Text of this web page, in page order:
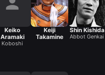
Keiko
Aramaki
Koboshi
Keiji
Takamine
Shin Kishida
Abbot Genkai